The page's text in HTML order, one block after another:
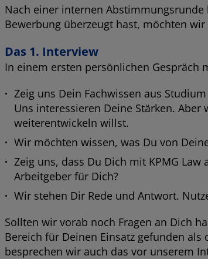
Nach einer internen
Bewerbung überzeugt hast, möchten
Das 1. Interview
In einem ersten persönlichen Gespräch
Zeig uns Dein Fachwissen aus
Uns interessieren Deine Stärken.
weiterentwickeln willst.
Wir möchten wissen, was Du von
Zeig uns, dass Du Dich mit KPMG
Arbeitgeber für Dich?
Wir stehen Dir Rede und Antwort.
Sollten wir vorab noch Fragen an Dich
Bereich für Deinen Einsatz gefunden
besprechen wir auch das vor unserem